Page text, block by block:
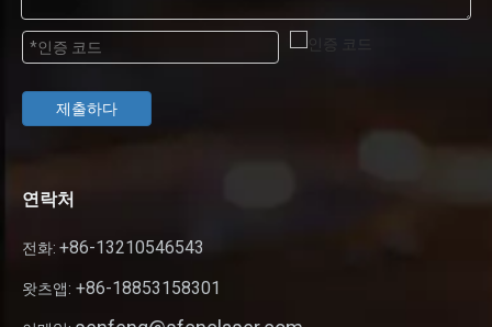
제출하다
연락처
전화: +86-13210546543
왓츠앱: +86-18853158301